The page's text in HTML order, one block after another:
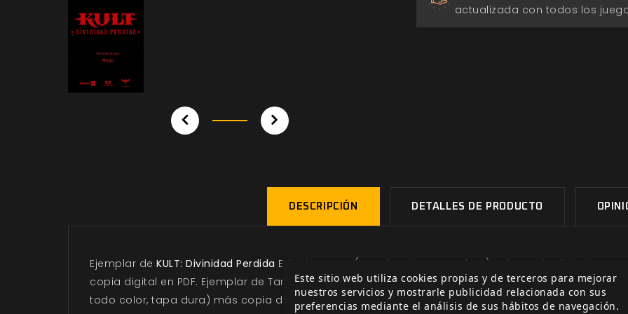
actualizada con todos los
DESCRIPCIÓN DETALLES DE PRODUCTO
Ejemplar de KULT: Divinidad Perdida Edición Negra (a todo color, tapa dura) más copia digital en
copia digital en PDF. Ejemplar de Taroticum y otros relatos (a todo color, tapa dura) más copia
todo color, tapa dura) más copia digital en PDF. Tu nombre en el libro como Mago. Todos los
Este sitio web utiliza cookies propias y de terceros para mejorar
nuestros servicios y mostrarle publicidad relacionada con sus
preferencias mediante el análisis de sus hábitos de navegación.